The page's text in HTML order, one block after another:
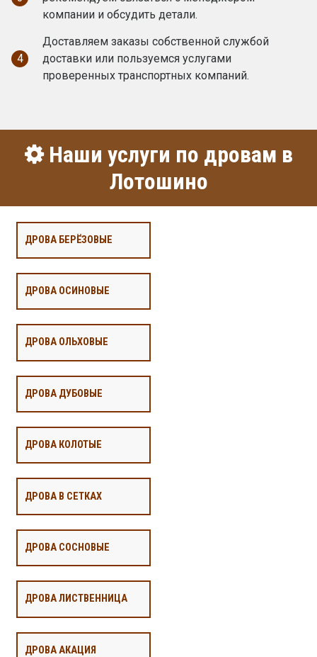
компании и обсудить детали.
4
Доставляем заказы собственной службой
доставки или пользуемся услугами
проверенных транспортных компаний.
Наши услуги по дровам в
Лотошино
ДРОВА БЕРЁЗОВЫЕ
ДРОВА ОСИНОВЫЕ
ДРОВА ОЛЬХОВЫЕ
ДРОВА ДУБОВЫЕ
ДРОВА КОЛОТЫЕ
ДРОВА В СЕТКАХ
ДРОВА СОСНОВЫЕ
ДРОВА ЛИСТВЕННИЦА
ДРОВА АКАЦИЯ